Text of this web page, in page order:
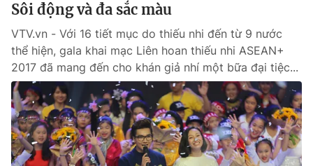
Sôi động và đa sắc màu
VTV.vn - Với 16 tiết mục do thiếu nhi đến từ 9 nước
thể hiện, gala khai mạc Liên hoan thiếu nhi ASEAN+
2017 đã mang đến cho khán giả nhí một bữa đại tiệc...